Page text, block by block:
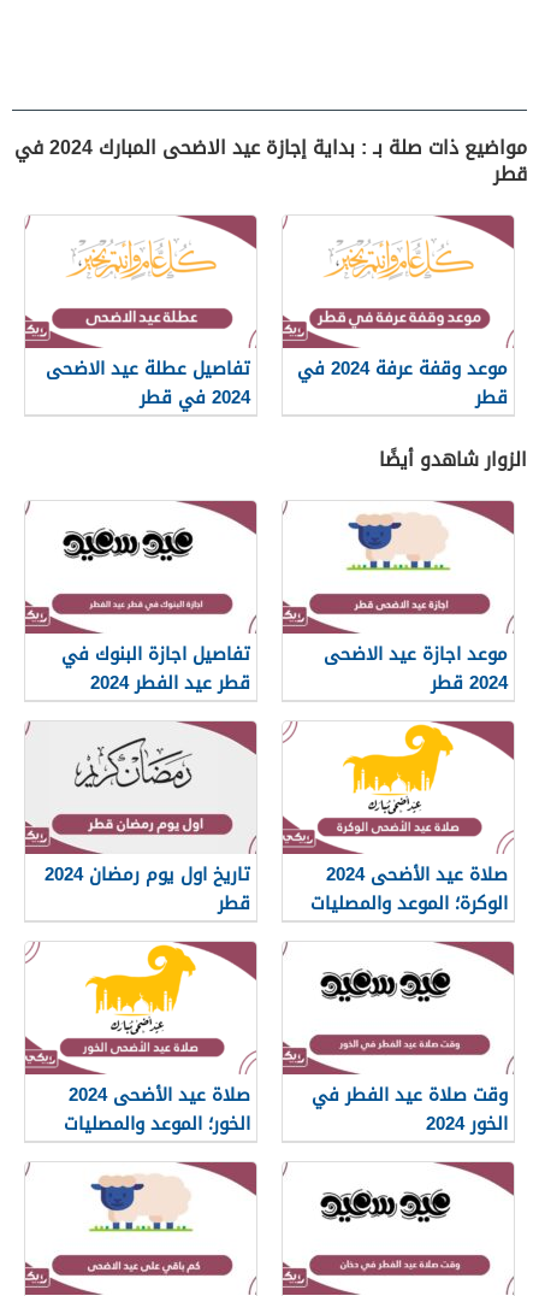
مواضيع ذات صلة بـ : بداية إجازة عيد الاضحى المبارك 2024 في
قطر
موعد وقفة عرفة 2024 في
قطر
تفاصيل عطلة عيد الاضحى
2024 في قطر
الزوار شاهدو أيضًا
موعد اجازة عيد الاضحى
2024 قطر
تفاصيل اجازة البنوك في
قطر عيد الفطر 2024
صلاة عيد الأضحى 2024
الوكرة؛ الموعد والمصليات
تاريخ اول يوم رمضان 2024
قطر
وقت صلاة عيد الفطر في
الخور 2024
صلاة عيد الأضحى 2024
الخور؛ الموعد والمصليات